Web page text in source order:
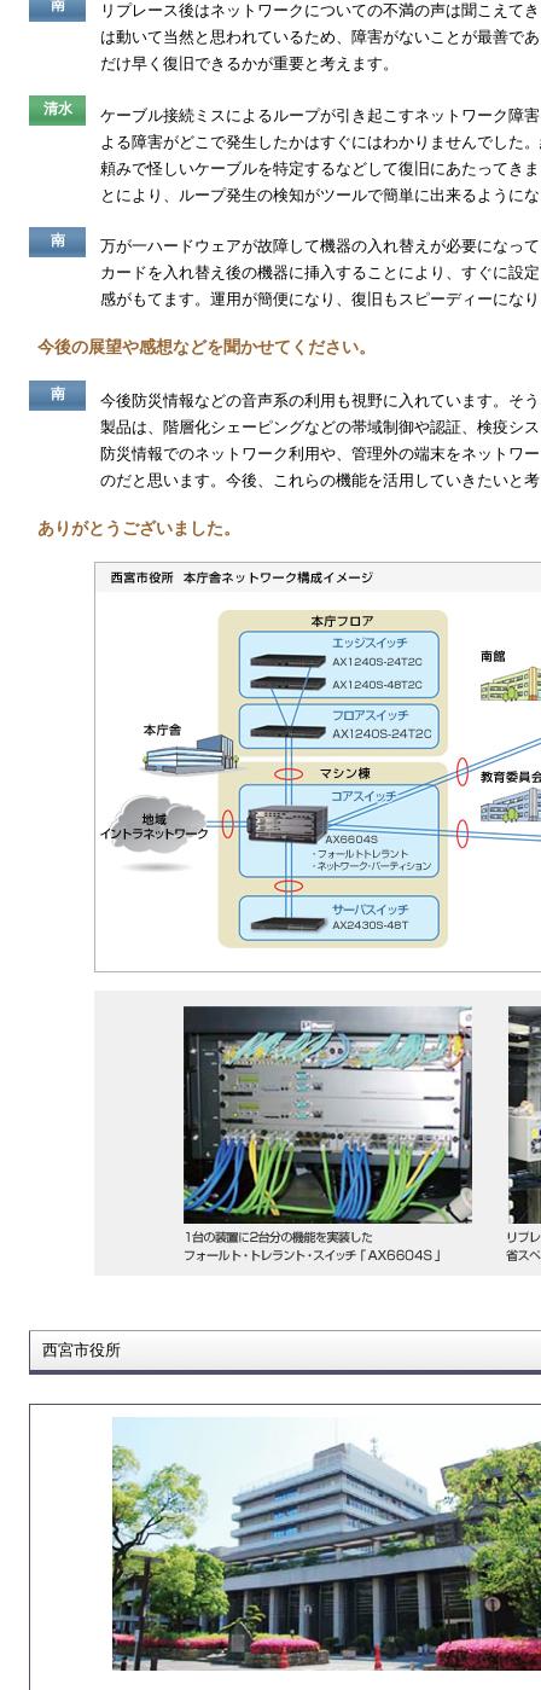
南
リプレース後はネットワークについての不満の声は聞こえて
は動いて当然と思われているため、障害がないことが最善で
だけ早く復旧できるかが重要と考えます。
清水
ケーブル接続ミスによるループが引き起こすネットワーク障
よる障害がどこで発生したかはすぐにはわかりませんでした
頼みで怪しいケーブルを特定するなどして復旧にあたってき
とにより、ループ発生の検知がツールで簡単に出来るように
南
万が一ハードウェアが故障して機器の入れ替えが必要になっ
カードを入れ替え後の機器に挿入することにより、すぐに設
感がもてます。運用が簡便になり、復旧もスピーディーにな
今後の展望や感想などを聞かせてください。
南
今後防災情報などの音声系の利用も視野に入れています。そ
製品は、階層化シェーピングなどの帯域制御や認証、検疫シ
防災情報でのネットワーク利用や、管理外の端末をネットワ
のだと思います。今後、これらの機能を活用していきたいと
ありがとうございました。
西宮市役所